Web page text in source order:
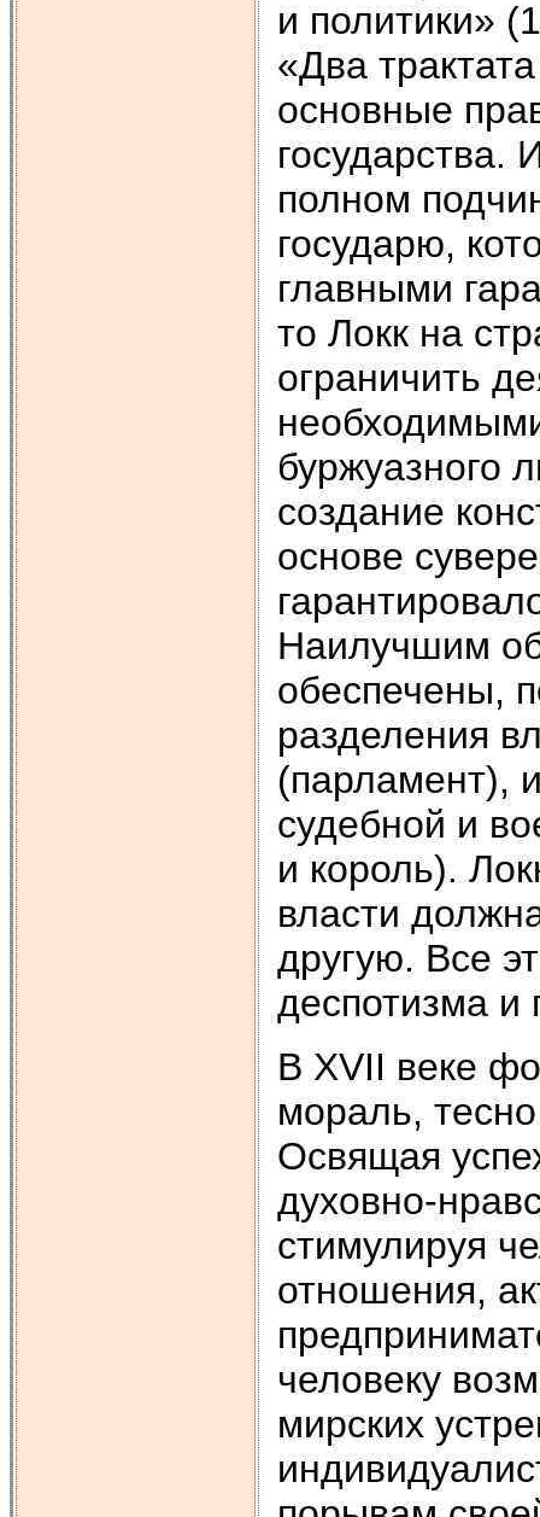
и политики»
«Два
основные
государства.
полном
государю,
главными
то Локк на
ограничить
буржуазного
создание
основе
Наилучшим
обеспечены,
разделения
(парламент),
судебной и
и король).
власти
другую. Все
деспотизма и
В ХVII веке
мораль, тесно
Освящая
духовно-
стимулируя
отношения,
человеку
мирских